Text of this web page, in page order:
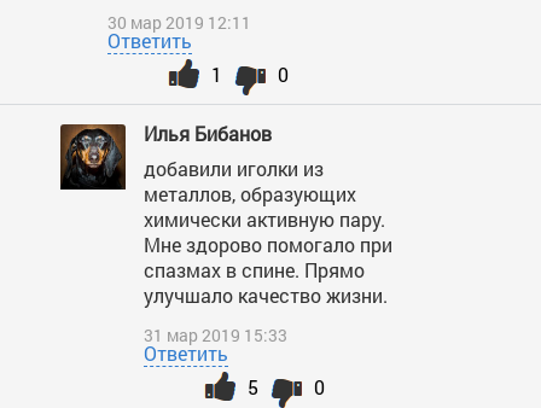
30 мар 2019 12:11
Ответить
0
1
Илья Бибанов
добавили иголки из
металлов, образующих
химически активную пару.
Мне здорово помогало при
спазмах в спине. Прямо
улучшало качество жизни.
31 мар 2019 15:33
Ответить
0
5